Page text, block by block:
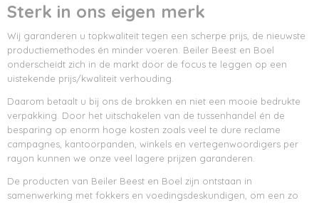
Sterk in ons eigen merk
Wij garanderen u topkwaliteit tegen een scherpe prijs, de nieuwste
productiemethodes én minder voeren. Beiler Beest en Boel
onderscheidt zich in de markt door de focus te leggen op een
uistekende prijs/kwaliteit verhouding.
Daarom betaalt u bij ons de brokken en niet een mooie bedrukte
verpakking. Door het uitschakelen van de tussenhandel én de
besparing op enorm hoge kosten zoals veel te dure reclame
campagnes, kantoorpanden, winkels en vertegenwoordigers per
rayon kunnen we onze veel lagere prijzen garanderen.
De producten van Beiler Beest en Boel zijn ontstaan in
samenwerking met fokkers en voedingsdeskundigen, om een zo